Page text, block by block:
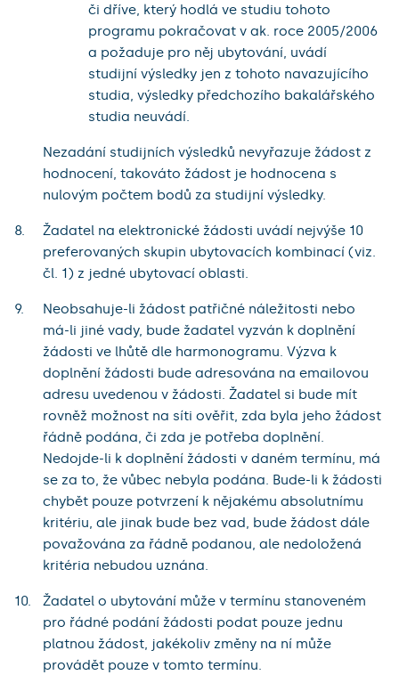
či dříve, který hodlá ve studiu tohoto
programu pokračovat v ak. roce 2005/2006
a požaduje pro něj ubytování, uvádí
studijní výsledky jen z tohoto navazujícího
studia, výsledky předchozího bakalářského
studia neuvádí.
Nezadání studijních výsledků nevyřazuje žádost z
hodnocení, takováto žádost je hodnocena s
nulovým počtem bodů za studijní výsledky.
Žadatel na elektronické žádosti uvádí nejvýše 10
preferovaných skupin ubytovacích kombinací (viz.
čl. 1) z jedné ubytovací oblasti.
Neobsahuje-li žádost patřičné náležitosti nebo
má-li jiné vady, bude žadatel vyzván k doplnění
žádosti ve lhůtě dle harmonogramu. Výzva k
doplnění žádosti bude adresována na emailovou
adresu uvedenou v žádosti. Žadatel si bude mít
rovněž možnost na síti ověřit, zda byla jeho žádost
řádně podána, či zda je potřeba doplnění.
Nedojde-li k doplnění žádosti v daném termínu, má
se za to, že vůbec nebyla podána. Bude-li k žádosti
chybět pouze potvrzení k nějakému absolutnímu
kritériu, ale jinak bude bez vad, bude žádost dále
považována za řádně podanou, ale nedoložená
kritéria nebudou uznána.
Žadatel o ubytování může v termínu stanoveném
pro řádné podání žádosti podat pouze jednu
platnou žádost, jakékoliv změny na ní může
provádět pouze v tomto termínu.